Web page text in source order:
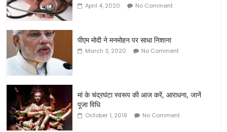
April 4, 2020 No Comment
पीएम मोदी ने मनमोहन पर साधा निशाना
March 3, 2020 No Comment
मां के चंद्रघंटा स्वरूप की आज करें, आराधना, जानें
पूजा विधि
October 1, 2019 No Comment